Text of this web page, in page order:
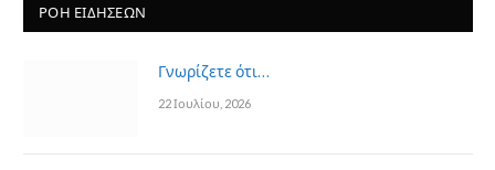
ΡΟΗ ΕΙΔΗΣΕΩΝ
Γνωρίζετε ότι…
22 Ιουλίου, 2026